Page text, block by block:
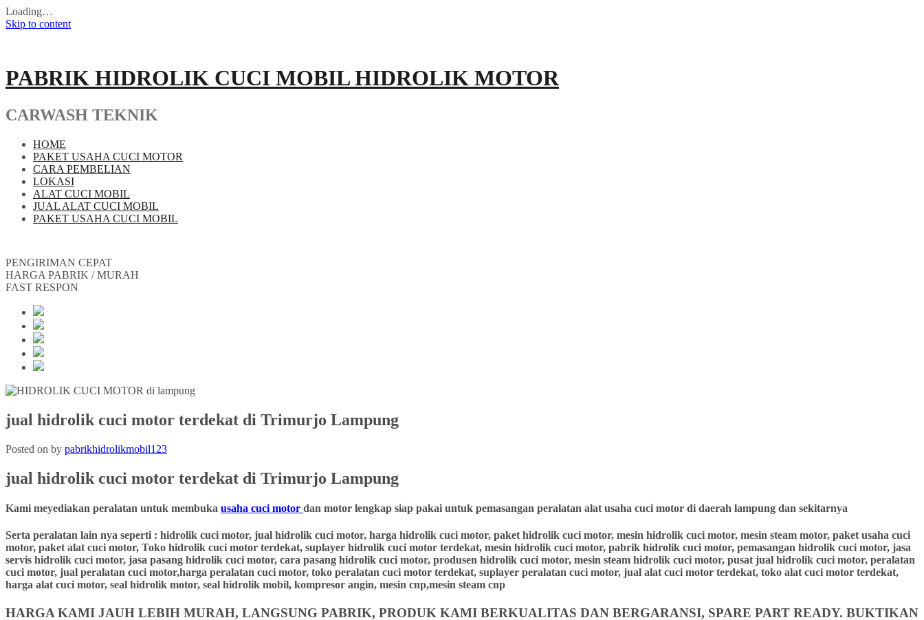
Loading…
Skip to content
PABRIK HIDROLIK CUCI MOBIL HIDROLIK MOTOR
CARWASH TEKNIK
HOME
PAKET USAHA CUCI MOTOR
CARA PEMBELIAN
LOKASI
ALAT CUCI MOBIL
JUAL ALAT CUCI MOBIL
PAKET USAHA CUCI MOBIL
PENGIRIMAN CEPAT
HARGA PABRIK / MURAH
FAST RESPON
jual hidrolik cuci motor terdekat di Trimurjo Lampung
Posted on by pabrikhidrolikmobil123
jual hidrolik cuci motor terdekat di Trimurjo Lampung
Kami meyediakan peralatan untuk membuka usaha cuci motor dan motor lengkap siap pakai untuk pemasangan peralatan alat usaha cuci motor di daerah lampung dan sekitarnya
Serta peralatan lain nya seperti : hidrolik cuci motor, jual hidrolik cuci motor, harga hidrolik cuci motor, paket hidrolik cuci motor, mesin hidrolik cuci motor, mesin steam motor, paket usaha cuci
motor, paket alat cuci motor, Toko hidrolik cuci motor terdekat, suplayer hidrolik cuci motor terdekat, mesin hidrolik cuci motor, pabrik hidrolik cuci motor, pemasangan hidrolik cuci motor, jasa
servis hidrolik cuci motor, jasa pasang hidrolik cuci motor, cara pasang hidrolik cuci motor, produsen hidrolik cuci motor, mesin steam hidrolik cuci motor, pusat jual hidrolik cuci motor, peralatan
cuci motor, jual peralatan cuci motor,harga peralatan cuci motor, toko peralatan cuci motor terdekat, suplayer peralatan cuci motor, jual alat cuci motor terdekat, toko alat cuci motor terdekat,
harga alat cuci motor, seal hidrolik motor, seal hidrolik mobil, kompresor angin, mesin cnp,mesin steam cnp
HARGA KAMI JAUH LEBIH MURAH, LANGSUNG PABRIK, PRODUK KAMI BERKUALITAS DAN BERGARANSI, SPARE PART READY. BUKTIKAN